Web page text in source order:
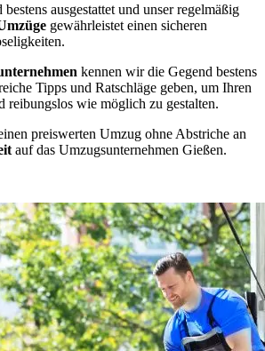
ausgestattet und unser regelmäßig
gewährleistet einen sicheren
kennen wir die Gegend bestens
Tipps und Ratschläge geben, um Ihren
reibungslos wie möglich zu gestalten.
preiswerten Umzug ohne Abstriche an
auf das Umzugsunternehmen Gießen.